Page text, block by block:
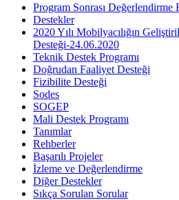
Program Sonrası Değerlendirme
Destekler
2020 Yılı Mobilyacılığın
Desteği-24.06.2020
Teknik Destek Programı
Doğrudan Faaliyet Desteği
Fizibilite Desteği
Sodes
SOGEP
Mali Destek Programı
Tanımlar
Rehberler
Başarılı Projeler
İzleme ve Değerlendirme
Diğer Destekler
Sıkça Sorulan Sorular